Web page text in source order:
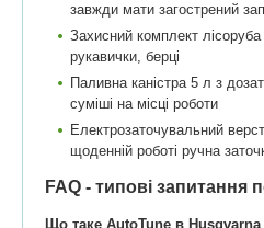
завжди мати загострений
Захисний комплект
рукавички, берці
Паливна каністра 5 л з
суміші на місці роботи
Електрозаточувальний
щоденній роботі ручна
FAQ - типові запитання
Що таке AutoTune в